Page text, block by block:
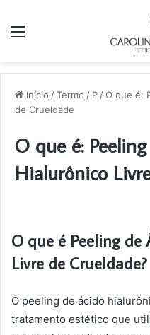
Início /Termo / P /O que é:
de Crueldade
O que é:
Hialurônico
O que é Peeling
Livre de Crueldade?
O peeling de ácido
tratamento estético que